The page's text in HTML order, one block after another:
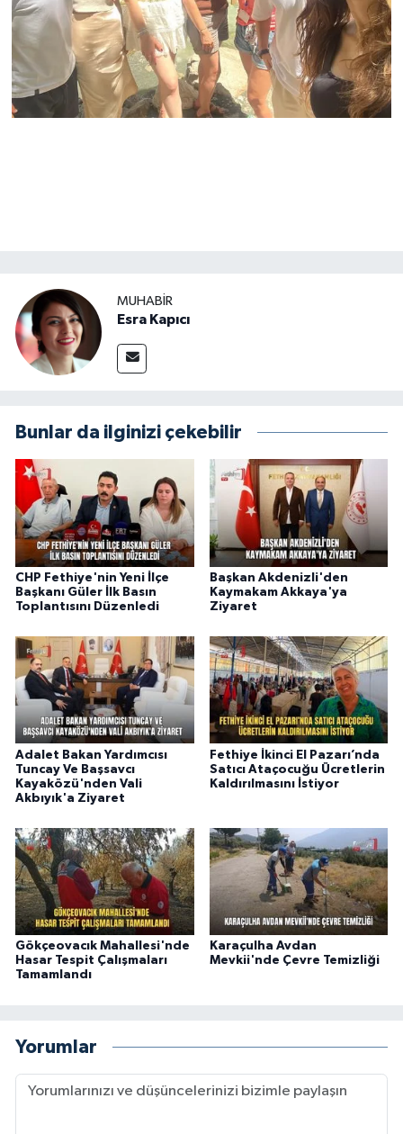
MUHABİR
Esra Kapıcı
Bunlar da ilginizi çekebilir
CHP Fethiye'nin Yeni İlçe
Başkanı Güler İlk Basın
Toplantısını Düzenledi
Başkan Akdenizli'den
Kaymakam Akkaya'ya
Ziyaret
Adalet Bakan Yardımcısı
Tuncay Ve Başsavcı
Kayaközü'nden Vali
Akbıyık'a Ziyaret
Fethiye İkinci El Pazarı’nda
Satıcı Ataçocuğu Ücretlerin
Kaldırılmasını İstiyor
Gökçeovacık Mahallesi'nde
Hasar Tespit Çalışmaları
Tamamlandı
Karaçulha Avdan
Mevkii'nde Çevre Temizliği
Yorumlar